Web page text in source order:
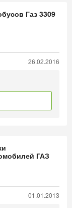
Газ 3309
26.02.2016
ГАЗ
01.01.2013